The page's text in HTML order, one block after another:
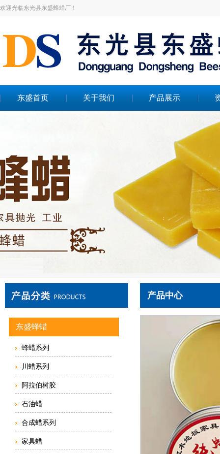
欢迎光临东光县东盛蜂蜡厂！
东盛首页 关于我们 产品展示
东盛蜂蜡
蜂蜡系列
川蜡系列
阿拉伯树胶
石油蜡
合成蜡系列
家具蜡
产品中心